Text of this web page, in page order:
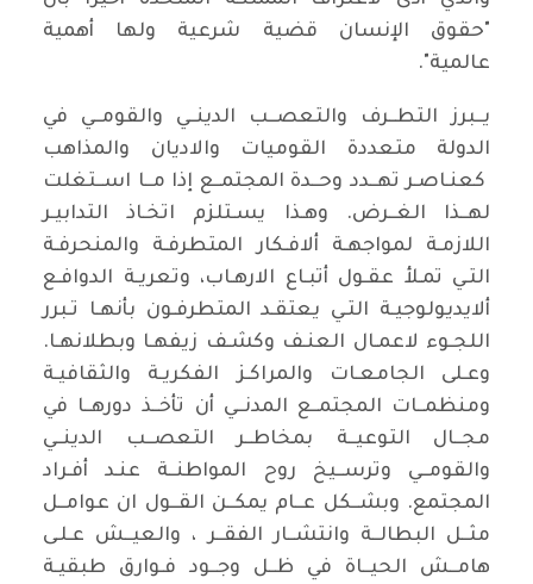
"حقوق الإنسان قضية شرعية ولها أهمية
عالمية".
يــبرز التطــرف والتعصــب الدينــي والقومــي في
الدولة متعددة القوميات والاديان والمذاهب
كعنـاصـر تهــدد وحــدة المجتمــع إذا مــا اســتغلت
لهــذا الغــرض. وهـذا يسـتلزم اتخـاذ التدابيـر
اللازمـة لمواجهـة ألافـكار المتطرفـة والمنحرفـة
التـي تمـلأ عقـول أتبـاع الارهـاب، وتعريـة الدوافـع
ألايديولوجيـة التـي يعتقـد المتطرفـون بأنهـا تـبرر
اللجـوء لاعمـال العنـف وكشـف زيفهـا وبطلانهـا.
وعـلى الجامعـات والمراكـز الفكريـة والثقافيـة
ومنظمــات المجتمــع المدنــي أن تأخــذ دورهــا في
مجــال التوعيــة بمخاطــر التعصــب الدينــي
والقومــي وترســيخ روح المواطنــة عنـد أفـراد
المجتمع. وبشــكل عــام يمكــن القــول ان عوامــل
مثــل البطالــة وانتشــار الفقــر ، والعيــش عـلـى
هامــش الحيــاة في ظــل وجــود فـوارق طبقيـة